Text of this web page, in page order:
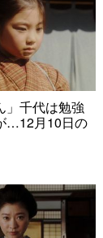
」千代は勉強
…12月10日の